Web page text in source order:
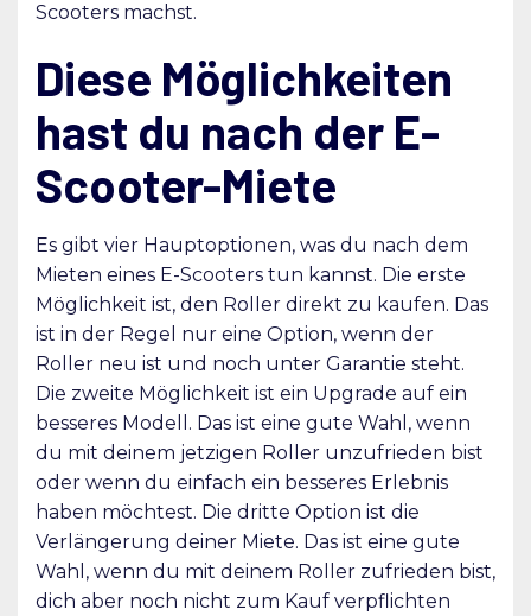
Scooters machst.
Diese Möglichkeiten
hast du nach der E-
Scooter-Miete
Es gibt vier Hauptoptionen, was du nach dem
Mieten eines E-Scooters tun kannst. Die erste
Möglichkeit ist, den Roller direkt zu kaufen. Das
ist in der Regel nur eine Option, wenn der
Roller neu ist und noch unter Garantie steht.
Die zweite Möglichkeit ist ein Upgrade auf ein
besseres Modell. Das ist eine gute Wahl, wenn
du mit deinem jetzigen Roller unzufrieden bist
oder wenn du einfach ein besseres Erlebnis
haben möchtest. Die dritte Option ist die
Verlängerung deiner Miete. Das ist eine gute
Wahl, wenn du mit deinem Roller zufrieden bist,
dich aber noch nicht zum Kauf verpflichten